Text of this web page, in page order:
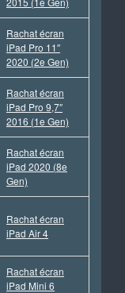
Rachat écran
iPad Pro 11″
2020 (2e Gen)
Rachat écran
iPad Pro 9,7″
2016 (1e Gen)
Rachat écran
iPad 2020 (8e
Gen)
Rachat écran
iPad Air 4
Rachat écran
iPad Mini 6